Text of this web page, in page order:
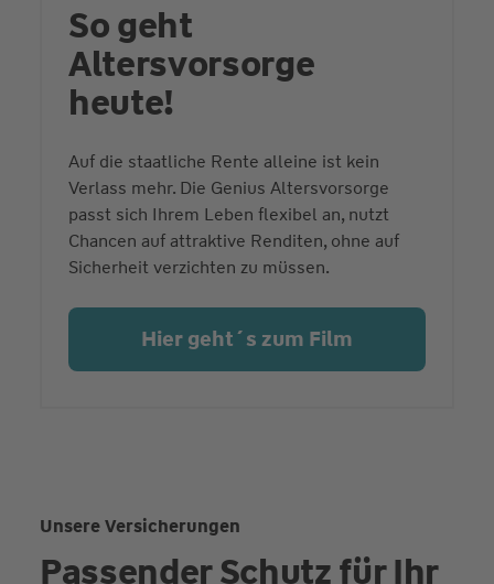
So geht
Altersvorsorge
heute!
Auf die staatliche Rente alleine ist kein
Verlass mehr. Die Genius Altersvorsorge
passt sich Ihrem Leben flexibel an, nutzt
Chancen auf attraktive Renditen, ohne auf
Sicherheit verzichten zu müssen.
Hier geht´s zum Film
Unsere Versicherungen
Passender Schutz für Ihr